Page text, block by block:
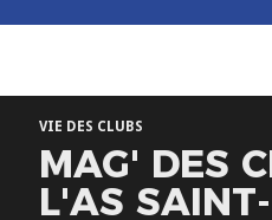
VIE DES CLUBS
MAG' DES
L'AS